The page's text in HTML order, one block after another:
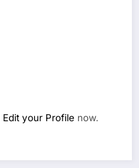
Edit your Profile now.